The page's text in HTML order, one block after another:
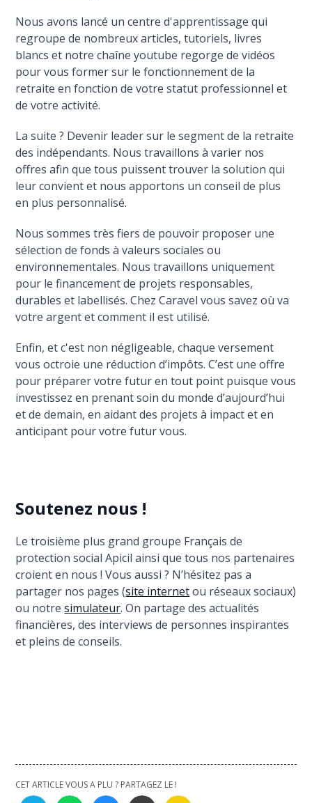
Nous avons lancé un centre d'apprentissage qui
regroupe de nombreux articles, tutoriels, livres
blancs et notre chaîne youtube regorge de vidéos
pour vous former sur le fonctionnement de la
retraite en fonction de votre statut professionnel et
de votre activité.
La suite ? Devenir leader sur le segment de la retraite
des indépendants. Nous travaillons à varier nos
offres afin que tous puissent trouver la solution qui
leur convient et nous apportons un conseil de plus
en plus personnalisé.
Nous sommes très fiers de pouvoir proposer une
sélection de fonds à valeurs sociales ou
environnementales. Nous travaillons uniquement
pour le financement de projets responsables,
durables et labellisés. Chez Caravel vous savez où va
votre argent et comment il est utilisé.
Enfin, et c'est non négligeable, chaque versement
vous octroie une réduction d’impôts. C’est une offre
pour préparer votre futur en tout point puisque vous
investissez en prenant soin du monde d’aujourd’hui
et de demain, en aidant des projets à impact et en
anticipant pour votre futur vous.
Soutenez nous !
Le troisième plus grand groupe Français de
protection social Apicil ainsi que tous nos partenaires
croient en nous ! Vous aussi ? N’hésitez pas a
partager nos pages (site internetou réseaux sociaux)
ou notresimulateur. On partage des actualités
financières, des interviews de personnes inspirantes
et pleins de conseils.
CET ARTICLE VOUS A PLU ? PARTAGEZ LE !